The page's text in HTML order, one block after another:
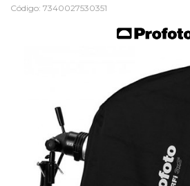
Código: 7340027530351